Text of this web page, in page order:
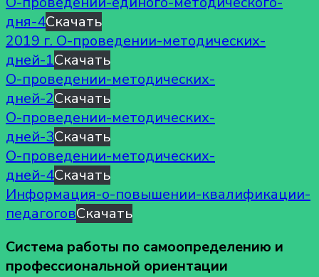
дня-4Скачать
2019 г. О-проведении-методических-
дней-1Скачать
О-проведении-методических-
дней-2Скачать
О-проведении-методических-
дней-3Скачать
О-проведении-методических-
дней-4Скачать
Информация-о-повышении-квалификации-
педагоговСкачать
Система работы по самоопределению и
профессиональной ориентации